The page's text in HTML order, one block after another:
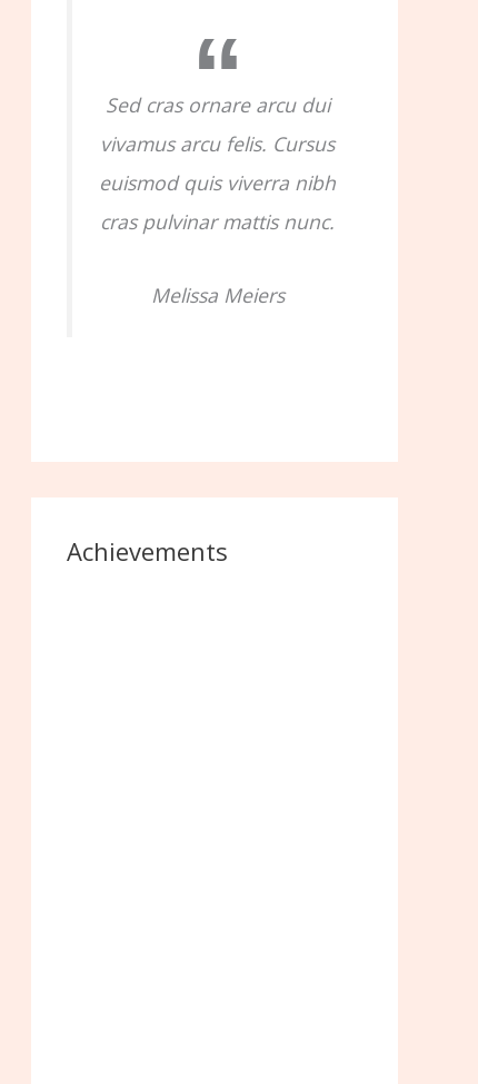
Sed cras ornare arcu dui
vivamus arcu felis. Cursus
euismod quis viverra nibh
cras pulvinar mattis nunc.
Melissa Meiers
Achievements